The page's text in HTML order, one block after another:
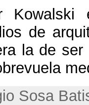
de
la de ser
Sosa